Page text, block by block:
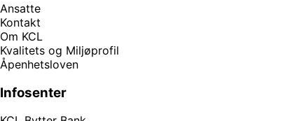
Ansatte
Kontakt
Om KCL
Kvalitets og Miljøprofil
Åpenhetsloven
Infosenter